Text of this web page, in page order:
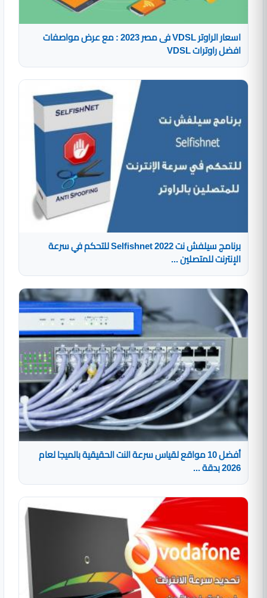
اسعار الراوتر VDSL فى مصر 2023 : مع عرض مواصفات
افضل راوترات VDSL
برنامج سيلفش نت 2022 Selfishnet للتحكم في سرعة
الإنترنت للمتصلين ...
أفضل 10 مواقع لقياس سرعة النت الحقيقية بالميجا لعام
2026 بدقة ...